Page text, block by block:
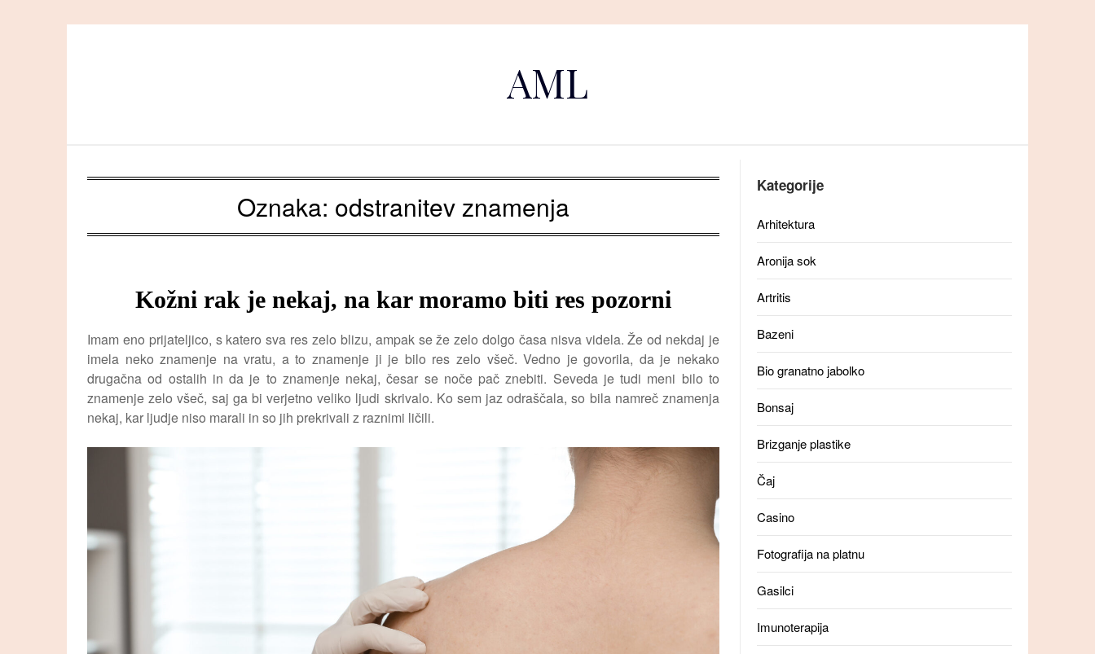
AML
Oznaka: odstranitev znamenja
Kožni rak je nekaj, na kar moramo biti res pozorni
Imam eno prijateljico, s katero sva res zelo blizu, ampak se že zelo dolgo časa nisva videla. Že od nekdaj je
imela neko znamenje na vratu, a to znamenje ji je bilo res zelo všeč. Vedno je govorila, da je nekako
drugačna od ostalih in da je to znamenje nekaj, česar se noče pač znebiti. Seveda je tudi meni bilo to
znamenje zelo všeč, saj ga bi verjetno veliko ljudi skrivalo. Ko sem jaz odraščala, so bila namreč znamenja
nekaj, kar ljudje niso marali in so jih prekrivali z raznimi ličili.
Kategorije
Arhitektura
Aronija sok
Artritis
Bazeni
Bio granatno jabolko
Bonsaj
Brizganje plastike
Čaj
Casino
Fotografija na platnu
Gasilci
Imunoterapija